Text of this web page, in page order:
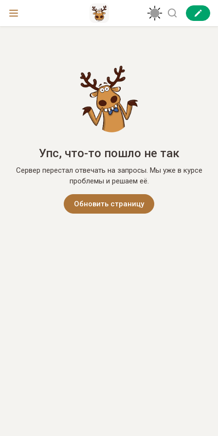
Упс, что-то пошло не так
Сервер перестал отвечать на запросы. Мы уже в курсе
проблемы и решаем её.
Обновить страницу